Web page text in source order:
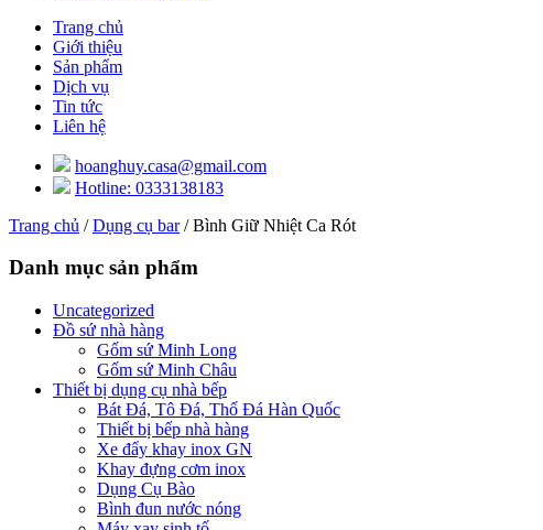
Trang chủ
Giới thiệu
Sản phẩm
Dịch vụ
Tin tức
Liên hệ
hoanghuy.casa@gmail.com
Hotline: 0333138183
Trang chủ /Dụng cụ bar/ Bình Giữ Nhiệt Ca Rót
Danh mục sản phẩm
Uncategorized
Đồ sứ nhà hàng
Gốm sứ Minh Long
Gốm sứ Minh Châu
Thiết bị dụng cụ nhà bếp
Bát Đá, Tô Đá, Thố Đá Hàn Quốc
Thiết bị bếp nhà hàng
Xe đẩy khay inox GN
Khay đựng cơm inox
Dụng Cụ Bào
Bình đun nước nóng